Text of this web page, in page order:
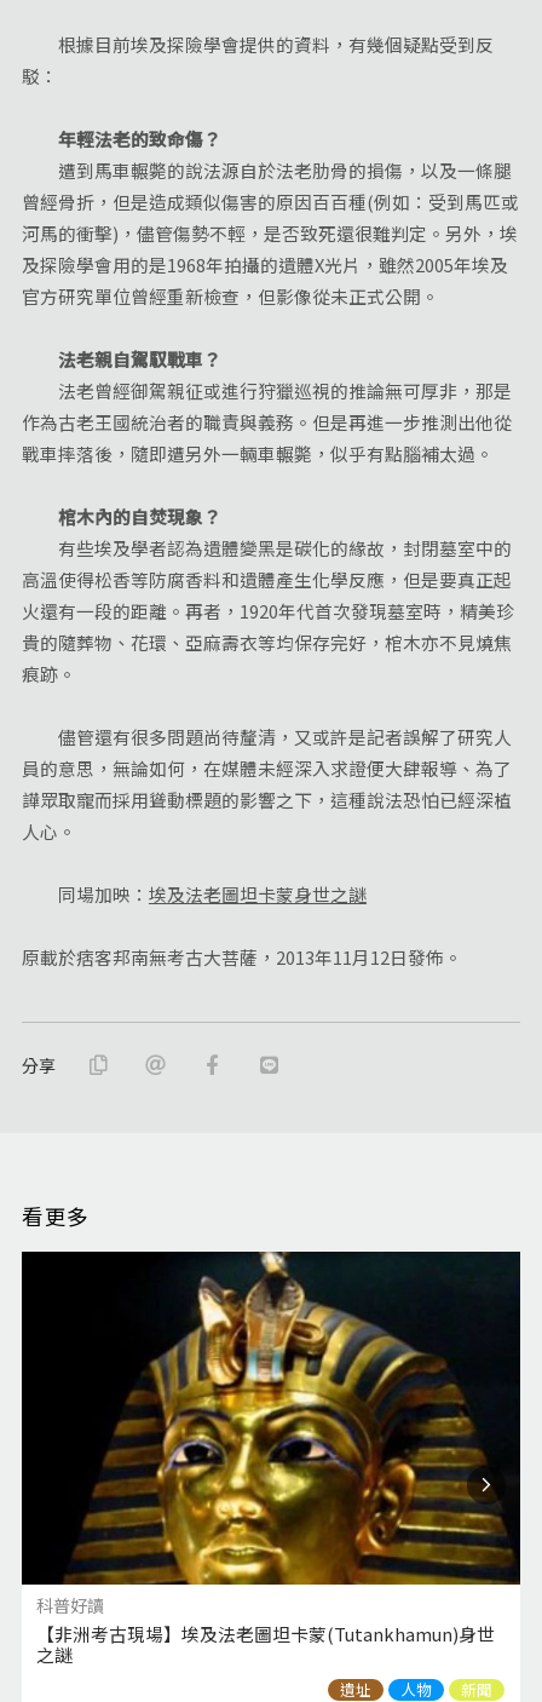
根據目前埃及探險學會提供的資料，有幾個疑點受到反
駁：
年輕法老的致命傷？
遭到馬車輾斃的說法源自於法老肋骨的損傷，以及一條腿
曾經骨折，但是造成類似傷害的原因百百種(例如：受到馬匹或
河馬的衝擊)，儘管傷勢不輕，是否致死還很難判定。另外，埃
及探險學會用的是1968年拍攝的遺體X光片，雖然2005年埃及
官方研究單位曾經重新檢查，但影像從未正式公開。
法老親自駕馭戰車？
法老曾經御駕親征或進行狩獵巡視的推論無可厚非，那是
作為古老王國統治者的職責與義務。但是再進一步推測出他從
戰車摔落後，隨即遭另外一輛車輾斃，似乎有點腦補太過。
棺木內的自焚現象？
有些埃及學者認為遺體變黑是碳化的緣故，封閉墓室中的
高溫使得松香等防腐香料和遺體產生化學反應，但是要真正起
火還有一段的距離。再者，1920年代首次發現墓室時，精美珍
貴的隨葬物、花環、亞麻壽衣等均保存完好，棺木亦不見燒焦
痕跡。
儘管還有很多問題尚待釐清，又或許是記者誤解了研究人
員的意思，無論如何，在媒體未經深入求證便大肆報導、為了
譁眾取寵而採用聳動標題的影響之下，這種說法恐怕已經深植
人心。
同場加映： 埃及法老圖坦卡蒙身世之謎
原載於痞客邦南無考古大菩薩，2013年11月12日發佈。
分享
看更多
科普好讀
【非洲考古現場】埃及法老圖坦卡蒙(Tutankhamun)身世
之謎
遺址 人物 新聞